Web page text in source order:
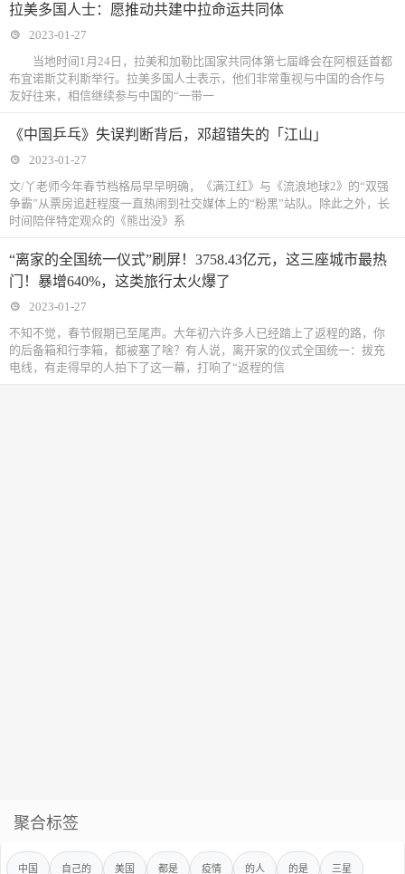
拉美多国人士：愿推动共建中拉命运共同体
2023-01-27
当地时间1月24日，拉美和加勒比国家共同体第七届峰会在阿根廷首都
布宜诺斯艾利斯举行。拉美多国人士表示，他们非常重视与中国的合作与
友好往来，相信继续参与中国的“一带一
《中国乒乓》失误判断背后，邓超错失的「江山」
2023-01-27
文/丫老师今年春节档格局早早明确，《满江红》与《流浪地球2》的“双强
争霸”从票房追赶程度一直热闹到社交媒体上的“粉黑”站队。除此之外，长
时间陪伴特定观众的《熊出没》系
“离家的全国统一仪式”刷屏！3758.43亿元，这三座城市最热
门！暴增640%，这类旅行太火爆了
2023-01-27
不知不觉，春节假期已至尾声。大年初六许多人已经踏上了返程的路，你
的后备箱和行李箱，都被塞了啥？有人说，离开家的仪式全国统一：拔充
电线，有走得早的人拍下了这一幕，打响了“返程的信
聚合标签
中国 自己的 美国 都是 疫情 的人 的是 三星